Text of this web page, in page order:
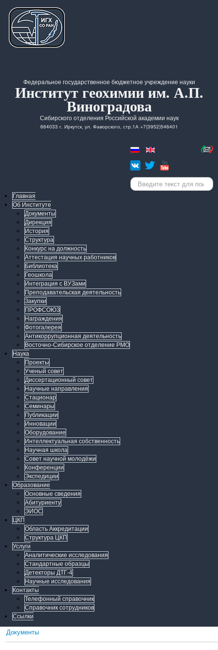
Федеральное государственное бюджетное учреждение науки
Институт геохимии им. А.П.
Виноградова
Сибирского отделения Российской академии наук
664033 г. Иркутск, ул. Фаворского, стр.1А +7(3952)546401
Искать...
Главная
Об Институте
Документы
Дирекция
История
Структура
Конкурс на должность
Аттестация научных работников
Библиотека
Геошкола
Интеграция с ВУЗами
Преподавательская деятельность
Закупки
ПРОФСОЮЗ
Награждения
Фотогалерея
Антикоррупционная деятельность
Восточно-Сибирское отделение РМО
Наука
Проекты
Ученый совет
Диссертационный совет
Научные направления
Стационар
Семинары
Публикации
Инновации
Оборудование
Интеллектуальная собственность
Научная школа
Совет научной молодёжи
Конференции
Экспедиции
Образование
Основные сведения
Абитуриенту
ЭИОС
ЦКП
Область Аккредитации
Структура ЦКП
Услуги
Аналитические исследования
Стандартные образцы
Детекторы ДТГ-4
Научные исследования
Контакты
Телефонный справочник
Справочник сотрудников
Ссылки
Документы